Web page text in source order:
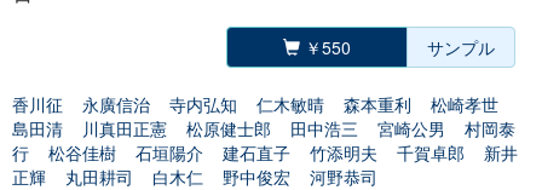
￥550 サンプル
香川征 永廣信治 寺内弘知 仁木敏晴 森本重利
松崎孝世
島田清
川真田正憲 松原健士郎 田中浩三 宮崎公男
村岡泰
行
松谷佳樹 石垣陽介 建石直子 竹添明夫 千賀卓郎
新井
正輝
丸田耕司 白木仁 野中俊宏 河野恭司